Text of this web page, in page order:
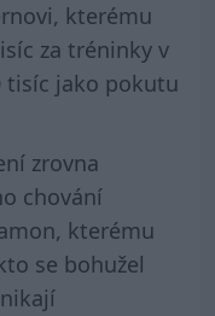
kterému
za tréninky v
tisíc jako pokutu
zrovna
chování
kterému
se bohužel